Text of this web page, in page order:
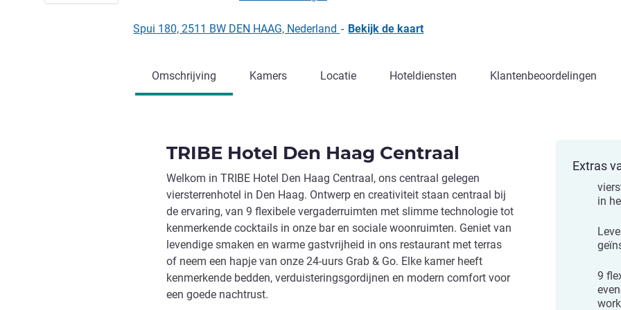
Spui 180, 2511 BW DEN HAAG, Nederland - Bekijk de kaart
Omschrijving Kamers Locatie Hoteldiensten Klantenbeoordelingen
TRIBE Hotel Den Haag Centraal
Welkom in TRIBE Hotel Den Haag Centraal, ons centraal gelegen
viersterrenhotel in Den Haag. Ontwerp en creativiteit staan centraal bij
de ervaring, van 9 flexibele vergaderruimten met slimme technologie tot
kenmerkende cocktails in onze bar en sociale woonruimten. Geniet van
levendige smaken en warme gastvrijheid in ons restaurant met terras
of neem een hapje van onze 24-uurs Grab & Go. Elke kamer heeft
kenmerkende bedden, verduisteringsgordijnen en modern comfort voor
een goede nachtrust.
Extras
in
9